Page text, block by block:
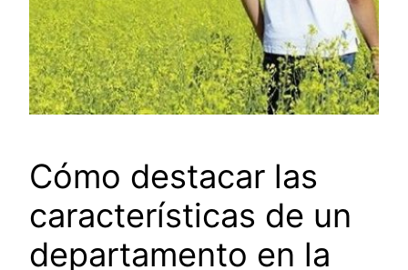
Cómo destacar las
características de un
departamento en la